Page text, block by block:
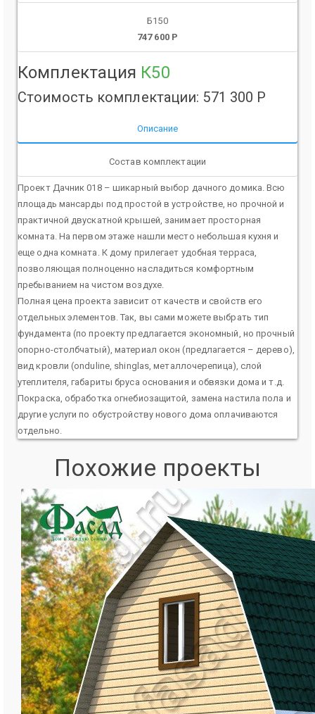
Б150
747 600 Р
Комплектация К50
Стоимость комплектации: 571 300 Р
Описание
Состав комплектации
Проект Дачник 018 – шикарный выбор дачного домика. Всю
площадь мансарды под простой в устройстве, но прочной и
практичной двускатной крышей, занимает просторная
комната. На первом этаже нашли место небольшая кухня и
еще одна комната. К дому прилегает удобная терраса,
позволяющая полноценно насладиться комфортным
пребыванием на чистом воздухе.
Полная цена проекта зависит от качеств и свойств его
отдельных элементов. Так, вы сами можете выбрать тип
фундамента (по проекту предлагается экономный, но прочный
опорно-столбчатый), материал окон (предлагается – дерево),
вид кровли (onduline, shinglas, металлочерепица), слой
утеплителя, габариты бруса основания и обвязки дома и т.д.
Покраска, обработка огнебиозащитой, замена настила пола и
другие услуги по обустройству нового дома оплачиваются
отдельно.
Похожие проекты